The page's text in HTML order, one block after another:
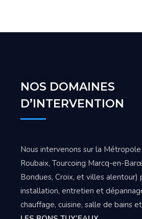
NOS DOMAINES
D’INTERVENTION
Nous intervenons sur la
Roubaix, Tourcoing Marcq-en-
Bondues, Croix, et villes alentour)
installation, entretien et
chauffage, cuisine, salle de bains